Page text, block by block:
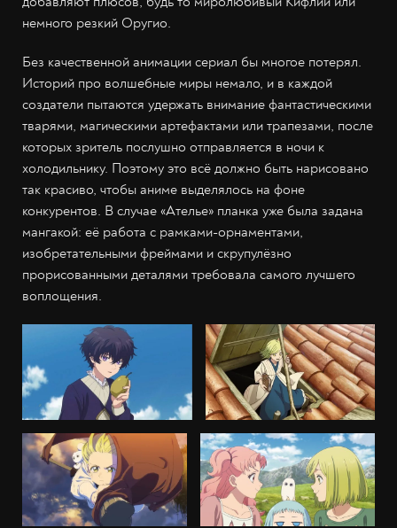
немного резкий Оругио.
Без качественной анимации сериал бы многое потерял.
Историй про волшебные миры немало, и в каждой
создатели пытаются удержать внимание фантастическими
тварями, магическими артефактами или трапезами, после
которых зритель послушно отправляется в ночи к
холодильнику. Поэтому это всё должно быть нарисовано
так красиво, чтобы аниме выделялось на фоне
конкурентов. В случае «Ателье» планка уже была задана
мангакой: её работа с рамками-орнаментами,
изобретательными фреймами и скрупулёзно
прорисованными деталями требовала самого лучшего
воплощения.